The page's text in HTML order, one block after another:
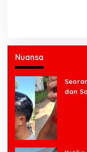
Nuansa
dan